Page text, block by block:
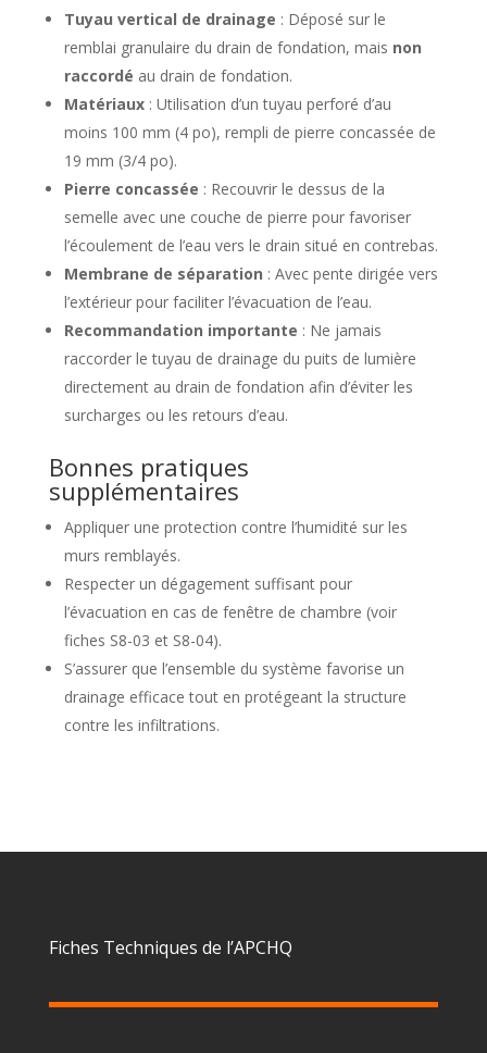
Tuyau vertical de drainage : Déposé sur le
remblai granulaire du drain de fondation, mais non
raccordé au drain de fondation.
Matériaux: Utilisation d’un tuyau perforé d’au
moins 100 mm (4 po), rempli de pierre concassée de
19 mm (3/4 po).
Pierre concassée : Recouvrir le dessus de la
semelle avec une couche de pierre pour favoriser
l’écoulement de l’eau vers le drain situé en contrebas.
Membrane de séparation : Avec pente dirigée vers
l’extérieur pour faciliter l’évacuation de l’eau.
Recommandation importante : Ne jamais
raccorder le tuyau de drainage du puits de lumière
directement au drain de fondation afin d’éviter les
surcharges ou les retours d’eau.
Bonnes pratiques
supplémentaires
Appliquer une protection contre l’humidité sur les
murs remblayés.
Respecter un dégagement suffisant pour
l’évacuation en cas de fenêtre de chambre (voir
fiches S8-03 et S8-04).
S’assurer que l’ensemble du système favorise un
drainage efficace tout en protégeant la structure
contre les infiltrations.
Fiches Techniques de l’APCHQ